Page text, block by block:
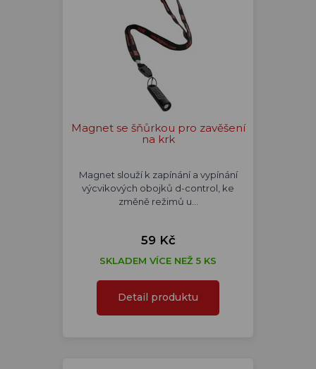
Magnet se šňůrkou pro zavěšení
na krk
Magnet slouží k zapínání a vypínání
výcvikových obojků d-control, ke
změně režimů u…
59 Kč
SKLADEM VÍCE NEŽ 5 KS
Detail produktu